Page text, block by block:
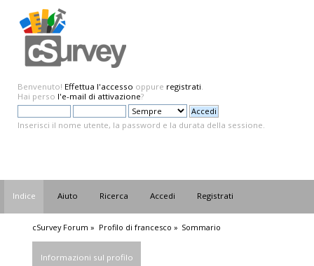
Benvenuto! Effettua l'accesso oppure registrati.
Hai perso l'e-mail di attivazione?
Inserisci il nome utente, la password e la durata della sessione.
Indice Aiuto Ricerca Accedi Registrati
cSurvey Forum » Profilo di francesco » Sommario
Informazioni sul profilo